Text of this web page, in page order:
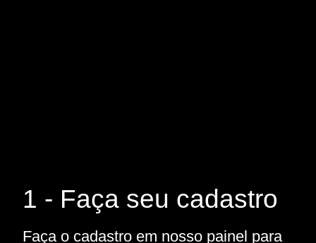
1 - Faça seu cadastro
Faça o cadastro em nosso painel para